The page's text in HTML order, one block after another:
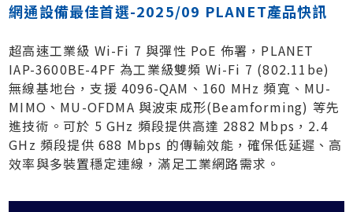
網通設備最佳首選-2025/09 PLANET產品快訊
超高速工業級 Wi-Fi 7 與彈性 PoE 佈署，PLANET
IAP-3600BE-4PF 為工業級雙頻 Wi-Fi 7 (802.11be)
無線基地台，支援 4096-QAM、160 MHz 頻寬、MU-
MIMO、MU-OFDMA 與波束成形(Beamforming) 等先
進技術。可於 5 GHz 頻段提供高達 2882 Mbps，2.4
GHz 頻段提供 688 Mbps 的傳輸效能，確保低延遲、高
效率與多裝置穩定連線，滿足工業網路需求。